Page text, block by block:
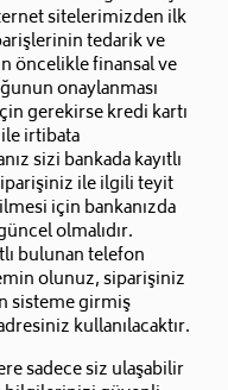
sitelerimizden ilk
tedarik ve
öncelikle finansal ve
onaylanması
gerekirse kredi kartı
irtibata
sizi bankada kayıtlı
ile ilgili teyit
için bankanızda
olmalıdır.
bulunan telefon
olunuz, siparişiniz
sisteme girmiş
kullanılacaktır.
sadece siz ulaşabilir